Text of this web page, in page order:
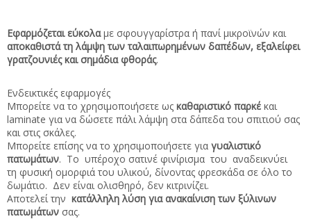
Εφαρμόζεται εύκολαμε σφουγγαρίστρα ή πανί μικροϊνών και
αποκαθιστά τη λάμψη των ταλαιπωρημένων δαπέδων, εξαλείφει
γρατζουνιές και σημάδια φθοράς.
Ενδεικτικές εφαρμογές
Μπορείτε να το χρησιμοποιήσετε ως καθαριστικό παρκέ και
laminate για να δώσετε πάλι λάμψη στα δάπεδα του σπιτιού σας
και στις σκάλες.
Μπορείτε επίσης να το χρησιμοποιήσετε για γυαλιστικό
πατωμάτων. Το υπέροχο σατινέ φινίρισμα του αναδεικνύει
τη φυσική ομορφιά του υλικού, δίνοντας φρεσκάδα σε όλο το
δωμάτιο. Δεν είναι ολισθηρό, δεν κιτρινίζει.
Αποτελεί την κατάλληλη λύση για ανακαίνιση των ξύλινων
πατωμάτων σας.